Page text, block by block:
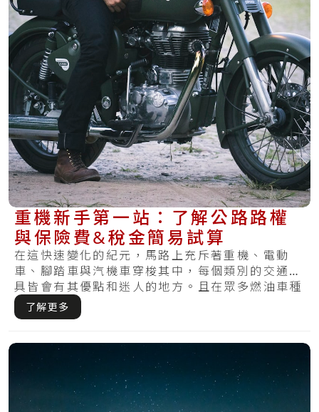
重機新手第一站：了解公路路權
與保險費&稅金簡易試算
在這快速變化的紀元，馬路上充斥著重機、電動
車、腳踏車與汽機車穿梭其中，每個類別的交通工
具皆會有其優點和迷人的地方。且在眾多燃油車種
當中，.....
了解更多